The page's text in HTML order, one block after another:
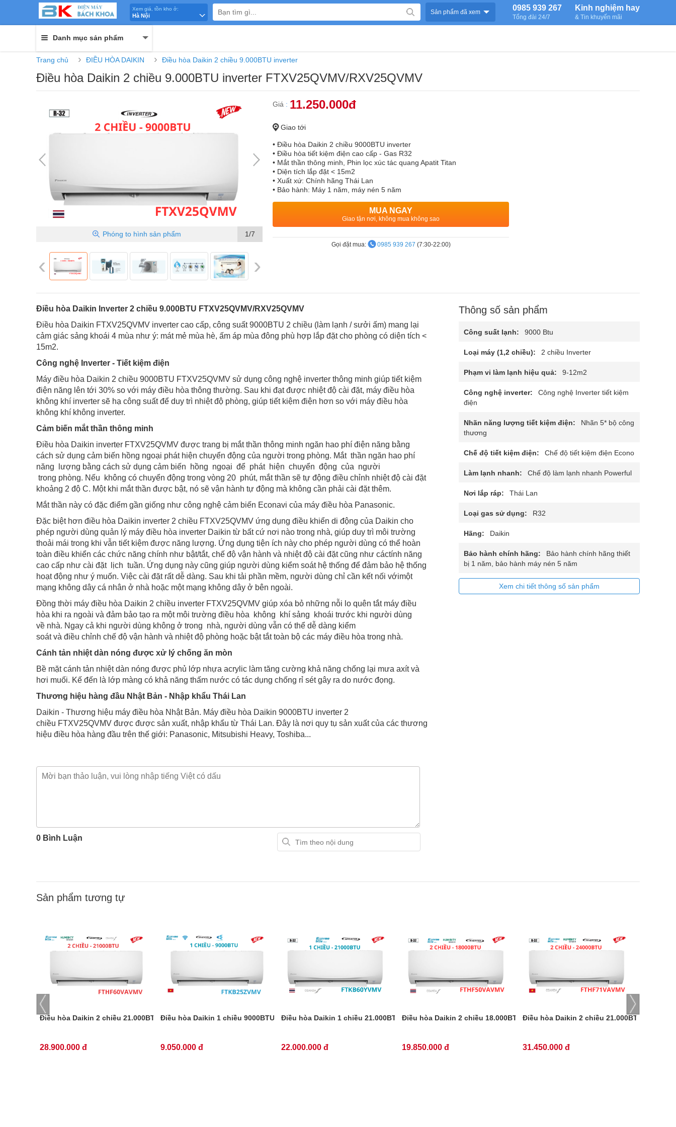
Xem giá, tồn kho ở:
Hà Nội Sản phẩm đã xem Kinh nghiệm hay
& Tin khuyến mãi
0985 939 267
Tổng đài 24/7
Danh mục sản phẩm
Trang chủ › ĐIỀU HÒA DAIKIN › Điều hòa Daikin 2 chiều 9.000BTU inverter
Điều hòa Daikin 2 chiều 9.000BTU inverter FTXV25QVMV/RXV25QVMV
1/7
Phóng to hình sản phẩm
‹ ›
Giá : 11.250.000đ
Giao tới
• Điều hòa Daikin 2 chiều 9000BTU inverter
• Điều hòa tiết kiệm điện cao cấp - Gas R32
• Mắt thần thông minh, Phin lọc xúc tác quang Apatit Titan
• Diện tích lắp đặt < 15m2
• Xuất xứ: Chính hãng Thái Lan
• Bảo hành: Máy 1 năm, máy nén 5 năm
MUA NGAY
Giao tận nơi, không mua không sao
Gọi đặt mua: 0985 939 267 (7:30-22:00)
Điều hòa Daikin Inverter 2 chiều 9.000BTU FTXV25QVMV/RXV25QVMV
Điều hòa Daikin FTXV25QVMV inverter cao cấp, công suất 9000BTU 2 chiều (làm lạnh / sưởi ấm) mang lại
cảm giác sảng khoái 4 mùa như ý: mát mẻ mùa hè, ấm áp mùa đông phù hợp lắp đặt cho phòng có diện tích <
15m2.
Công nghệ Inverter - Tiết kiệm điện
Máy điều hòa Daikin 2 chiều 9000BTU FTXV25QVMV sử dụng công nghệ inverter thông minh giúp tiết kiệm
điện năng lên tới 30% so với máy điều hòa thông thường. Sau khi đạt được nhiệt độ cài đặt, máy điều hòa
không khí inverter sẽ hạ công suất để duy trì nhiệt độ phòng, giúp tiết kiệm điện hơn so với máy điều hòa
không khí không inverter.
Cảm biến mắt thần thông minh
Điều hòa Daikin inverter FTXV25QVMV được trang bị mắt thần thông minh ngăn hao phí điện năng bằng
cách sử dụng cảm biến hồng ngoại phát hiện chuyển động của người trong phòng. Mắt thần ngăn hao phí
năng lượng bằng cách sử dụng cảm biến hồng ngoại để phát hiện chuyển động của người
trong phòng. Nếu không có chuyển động trong vòng 20 phút, mắt thần sẽ tự động điều chỉnh nhiệt độ cài đặt
khoảng 2 độ C. Một khi mắt thần được bật, nó sẽ vận hành tự động mà không cần phải cài đặt thêm.
Mắt thần này có đặc điểm gần giống như công nghệ cảm biến Econavi của máy điều hòa Panasonic.
Đặc biệt hơn điều hòa Daikin inverter 2 chiều FTXV25QVMV ứng dụng điều khiển di động của Daikin cho
phép người dùng quản lý máy điều hòa inverter Daikin từ bất cứ nơi nào trong nhà, giúp duy trì môi trường
thoải mái trong khi vẫn tiết kiệm được năng lượng. Ứng dụng tiện ích này cho phép người dùng có thể hoàn
toàn điều khiển các chức năng chính như bật/tắt, chế độ vận hành và nhiệt độ cài đặt cũng như cáctính năng
cao cấp như cài đặt lịch tuần. Ứng dụng này cũng giúp người dùng kiểm soát hệ thống để đảm bảo hệ thống
hoạt động như ý muốn. Việc cài đặt rất dễ dàng. Sau khi tải phần mềm, người dùng chỉ cần kết nối vớimột
mạng không dây cá nhân ở nhà hoặc một mạng không dây ở bên ngoài.
Đồng thời máy điều hòa Daikin 2 chiều inverter FTXV25QVMV giúp xóa bỏ những nỗi lo quên tắt máy điều
hòa khi ra ngoài và đảm bảo tạo ra một môi trường điều hòa không khí sảng khoái trước khi người dùng
về nhà. Ngay cả khi người dùng không ở trong nhà, người dùng vẫn có thể dễ dàng kiểm
soát và điều chỉnh chế độ vận hành và nhiệt độ phòng hoặc bật tắt toàn bộ các máy điều hòa trong nhà.
Cánh tản nhiệt dàn nóng được xử lý chống ăn mòn
Bề mặt cánh tản nhiệt dàn nóng được phủ lớp nhựa acrylic làm tăng cường khả năng chống lại mưa axít và
hơi muối. Kế đến là lớp màng có khả năng thấm nước có tác dụng chống rỉ sét gây ra do nước đọng.
Thương hiệu hàng đầu Nhật Bản - Nhập khẩu Thái Lan
Daikin - Thương hiệu máy điều hòa Nhật Bản. Máy điều hòa Daikin 9000BTU inverter 2
chiều FTXV25QVMV được được sản xuất, nhập khẩu từ Thái Lan. Đây là nơi quy tụ sản xuất của các thương
hiệu điều hòa hàng đầu trên thế giới: Panasonic, Mitsubishi Heavy, Toshiba...
0 Bình Luận
Thông số sản phẩm
Công suất lạnh: 9000 Btu
Loại máy (1,2 chiều): 2 chiều Inverter
Phạm vi làm lạnh hiệu quả: 9-12m2
Công nghệ inverter:
Công nghệ Inverter tiết kiệm
điện
Nhãn năng lượng tiết kiệm điện:
Nhãn 5* bộ công
thương
Chế độ tiết kiệm điện: Chế độ tiết kiệm điện Econo
Làm lạnh nhanh: Chế độ làm lạnh nhanh Powerful
Nơi lắp ráp: Thái Lan
Loại gas sử dụng: R32
Hãng: Daikin
Bảo hành chính hãng:
Bảo hành chính hãng thiết
bị 1 năm, bảo hành máy nén 5 năm
Xem chi tiết thông số sản phẩm
Sản phẩm tương tự
Điều hòa Daikin 2 chiều 21.000BTU inverter FTHF60VAVMV
28.900.000 đ
Điều hòa Daikin 1 chiều 9000BTU inverter FTKF25ZVMV
9.050.000 đ
Điều hòa Daikin 1 chiều 21.000BTU inverter FTKB60YVMV
22.000.000 đ
Điều hòa Daikin 2 chiều 18.000BTU inverter FTHF50VAVMV
19.850.000 đ
Điều hòa Daikin 2 chiều 21.000BTU inverter
31.450.000 đ